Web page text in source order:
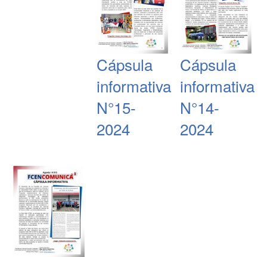
Cápsula
informativa
N°15-
2024
Cápsula
informativa
N°14-
2024